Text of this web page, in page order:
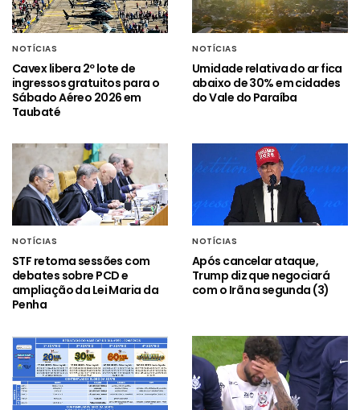
NOTÍCIAS
Cavex libera 2º lote de
ingressos gratuitos para o
Sábado Aéreo 2026 em
Taubaté
NOTÍCIAS
Umidade relativa do ar fica
abaixo de 30% em cidades
do Vale do Paraíba
NOTÍCIAS
STF retoma sessões com
debates sobre PCD e
ampliação da Lei Maria da
Penha
NOTÍCIAS
Após cancelar ataque,
Trump diz que negociará
com o Irã na segunda (3)